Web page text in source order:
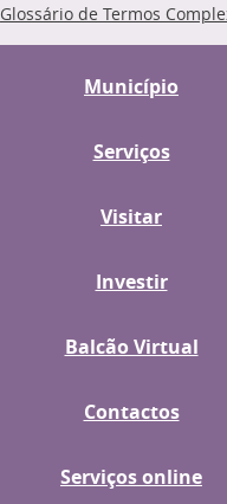
Glossário de Termos
Município
Serviços
Visitar
Investir
Balcão Virtual
Contactos
Serviços online